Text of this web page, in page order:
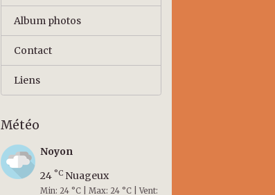
Album photos
Contact
Liens
Météo
Noyon
24 °C Nuageux
Min: 24 °C | Max: 24 °C | Vent: